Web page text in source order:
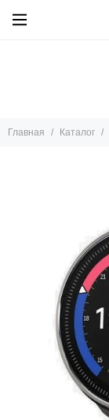
Главная Каталог